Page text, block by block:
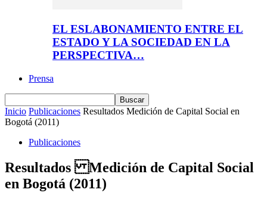
EL ESLABONAMIENTO ENTRE EL
ESTADO Y LA SOCIEDAD EN LA
PERSPECTIVA…
Prensa
Inicio Publicaciones Resultados Medición de Capital Social en
Bogotá (2011)
Publicaciones
Resultados Medición de Capital Social
en Bogotá (2011)